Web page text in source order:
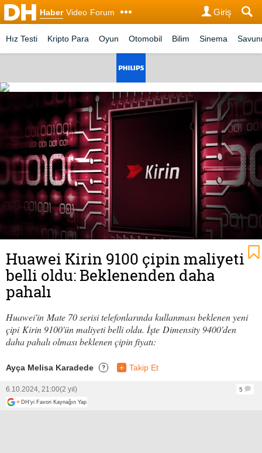
Haber Video Forum Giriş
Hız Testi Kripto Para Oyun Otomobil Bilim Sinema
Huawei Kirin 9100 çipin maliyeti
belli oldu: Beklenenden daha
pahalı
Huawei'in Mate 70 serisi telefonlarında kullanması beklenen yeni
çipi Kirin 9100'ün maliyeti belli oldu. İşte Dimensity 9400'den
daha pahalı olması beklenen çipin fiyatı:
Ayça Melisa Karadede ? + Takip Et
6.10.2024, 21:00(2 yıl)
5
+ DH'yi Favori Kaynağın Yap